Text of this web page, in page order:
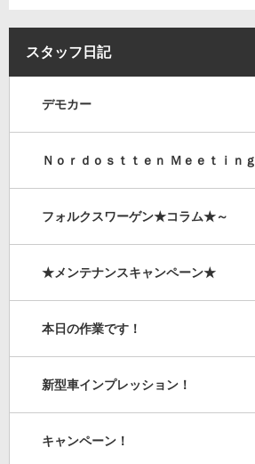
スタッフ日記
デモカー
Ｎｏｒｄｏｓｔｔｅｎ Ｍｅｅｔｉｎｇ
フォルクスワーゲン★コラム★～
★メンテナンスキャンペーン★
本日の作業です！
新型車インプレッション！
キャンペーン！